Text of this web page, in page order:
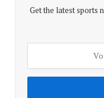
Get the latest sports